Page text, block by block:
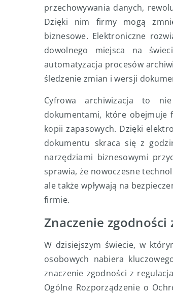
przechowywania danych,
Dzięki nim firmy mogą
biznesowe. Elektroniczne
dowolnego miejsca na
automatyzacja procesów
śledzenie zmian i wersji
Cyfrowa archiwizacja to
dokumentami, które obejmuje
kopii zapasowych. Dzięki
dokumentu skraca się z
narzędziami biznesowymi
sprawia, że nowoczesne
ale także wpływają na
firmie.
Znaczenie
W dzisiejszym świecie, w
osobowych nabiera
znaczenie zgodności z
Ogólne Rozporządzenie o